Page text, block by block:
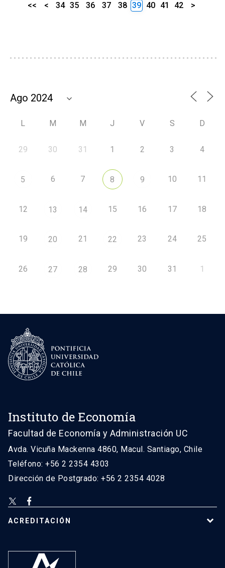
<< < 34 35 36 37 38 39 40 41 42 >
L M M J V S D
29 30 31 1 2 3 4
5 6 7 8 9 10 11
12 13 14 15 16 17 18
19 20 21 22 23 24 25
26 27 28 29 30 31 1
Instituto de Economía
Facultad de Economía y Administración UC
Avda. Vicuña Mackenna 4860, Macul. Santiago, Chile
Teléfono: +56 2 2354 4303
Dirección de Postgrado: +56 2 2354 4028
ACREDITACIÓN